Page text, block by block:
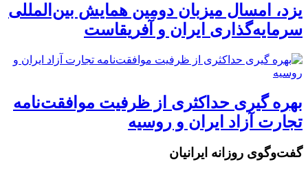
یزد، امسال میزبان دومین همایش بین‌المللی
سرمایه‌گذاری ایران و آفریقاست
بهره گیری حداکثری از ظرفیت موافقت‌نامه
تجارت آزاد ایران و روسیه
گفت‌وگوی روزانه ایرانیان